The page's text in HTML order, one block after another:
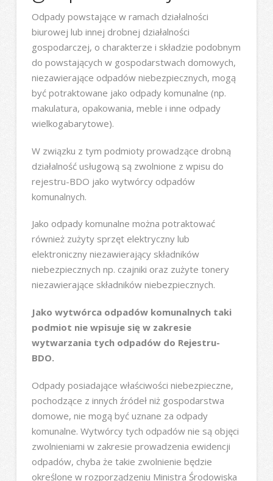
Odpady powstające w ramach działalności
biurowej lub innej drobnej działalności
gospodarczej, o charakterze i składzie podobnym
do powstających w gospodarstwach domowych,
niezawierające odpadów niebezpiecznych, mogą
być potraktowane jako odpady komunalne (np.
makulatura, opakowania, meble i inne odpady
wielkogabarytowe).
W związku z tym podmioty prowadzące drobną
działalność usługową są zwolnione z wpisu do
rejestru-BDO jako wytwórcy odpadów
komunalnych.
Jako odpady komunalne można potraktować
również zużyty sprzęt elektryczny lub
elektroniczny niezawierający składników
niebezpiecznych np. czajniki oraz zużyte tonery
niezawierające składników niebezpiecznych.
Jako wytwórca odpadów komunalnych taki
podmiot nie wpisuje się w zakresie
wytwarzania tych odpadów do Rejestru-
BDO.
Odpady posiadające właściwości niebezpieczne,
pochodzące z innych źródeł niż gospodarstwa
domowe, nie mogą być uznane za odpady
komunalne. Wytwórcy tych odpadów nie są objęci
zwolnieniami w zakresie prowadzenia ewidencji
odpadów, chyba że takie zwolnienie będzie
określone w rozporządzeniu Ministra Środowiska